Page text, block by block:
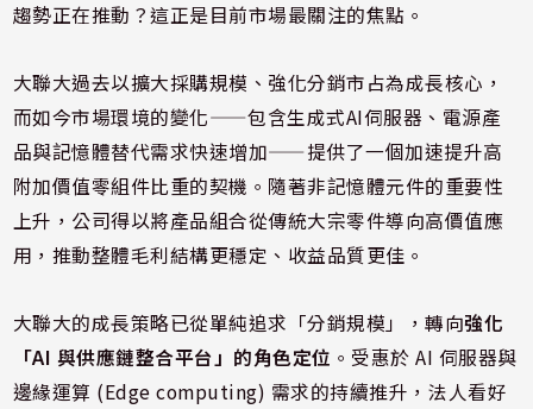
趨勢正在推動？這正是目前市場最關注的焦點。
大聯大過去以擴大採購規模、強化分銷市占為成長核心，
而如今市場環境的變化——包含生成式AI伺服器、電源產
品與記憶體替代需求快速增加——提供了一個加速提升高
附加價值零組件比重的契機。隨著非記憶體元件的重要性
上升，公司得以將產品組合從傳統大宗零件導向高價值應
用，推動整體毛利結構更穩定、收益品質更佳。
大聯大的成長策略已從單純追求「分銷規模」，轉向強化
「AI 與供應鏈整合平台」的角色定位 。受惠於 AI 伺服器與
邊緣運算 (Edge computing) 需求的持續推升，法人看好